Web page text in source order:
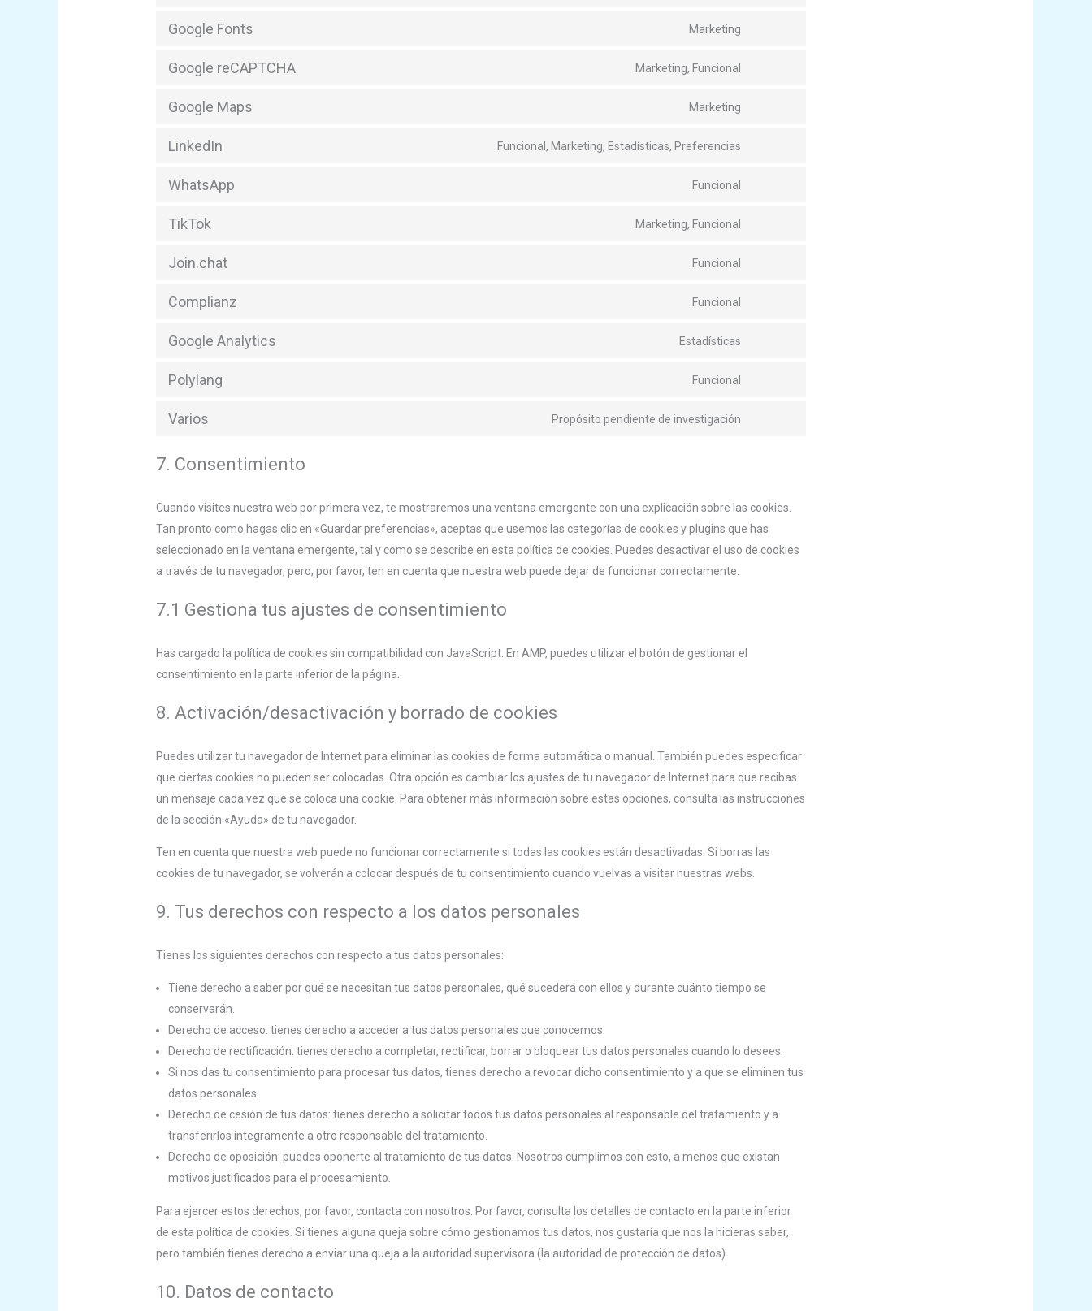
Google Fonts Marketing
Google reCAPTCHA Marketing, Funcional
Google Maps Marketing
LinkedIn Funcional, Marketing, Estadísticas, Preferencias
WhatsApp Funcional
TikTok Marketing, Funcional
Join.chat Funcional
Complianz Funcional
Google Analytics Estadísticas
Polylang Funcional
Varios Propósito pendiente de investigación
7. Consentimiento
Cuando visites nuestra web por primera vez, te mostraremos una ventana emergente con una explicación sobre las cookies.
Tan pronto como hagas clic en «Guardar preferencias», aceptas que usemos las categorías de cookies y plugins que has
seleccionado en la ventana emergente, tal y como se describe en esta política de cookies. Puedes desactivar el uso de cookies
a través de tu navegador, pero, por favor, ten en cuenta que nuestra web puede dejar de funcionar correctamente.
7.1 Gestiona tus ajustes de consentimiento
Has cargado la política de cookies sin compatibilidad con JavaScript. En AMP, puedes utilizar el botón de gestionar el
consentimiento en la parte inferior de la página.
8. Activación/desactivación y borrado de cookies
Puedes utilizar tu navegador de Internet para eliminar las cookies de forma automática o manual. También puedes especificar
que ciertas cookies no pueden ser colocadas. Otra opción es cambiar los ajustes de tu navegador de Internet para que recibas
un mensaje cada vez que se coloca una cookie. Para obtener más información sobre estas opciones, consulta las instrucciones
de la sección «Ayuda» de tu navegador.
Ten en cuenta que nuestra web puede no funcionar correctamente si todas las cookies están desactivadas. Si borras las
cookies de tu navegador, se volverán a colocar después de tu consentimiento cuando vuelvas a visitar nuestras webs.
9. Tus derechos con respecto a los datos personales
Tienes los siguientes derechos con respecto a tus datos personales:
Tiene derecho a saber por qué se necesitan tus datos personales, qué sucederá con ellos y durante cuánto tiempo se
conservarán.
Derecho de acceso: tienes derecho a acceder a tus datos personales que conocemos.
Derecho de rectificación: tienes derecho a completar, rectificar, borrar o bloquear tus datos personales cuando lo desees.
Si nos das tu consentimiento para procesar tus datos, tienes derecho a revocar dicho consentimiento y a que se eliminen tus
datos personales.
Derecho de cesión de tus datos: tienes derecho a solicitar todos tus datos personales al responsable del tratamiento y a
transferirlos íntegramente a otro responsable del tratamiento.
Derecho de oposición: puedes oponerte al tratamiento de tus datos. Nosotros cumplimos con esto, a menos que existan
motivos justificados para el procesamiento.
Para ejercer estos derechos, por favor, contacta con nosotros. Por favor, consulta los detalles de contacto en la parte inferior
de esta política de cookies. Si tienes alguna queja sobre cómo gestionamos tus datos, nos gustaría que nos la hicieras saber,
pero también tienes derecho a enviar una queja a la autoridad supervisora (la autoridad de protección de datos).
10. Datos de contacto